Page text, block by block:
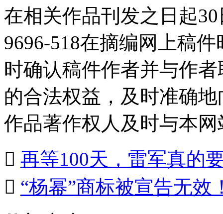
在相关作品刊发之日起
9696-518在摘编网上稿
时确认稿件作者并与作
的合法权益，及时准确
作品著作权人及时与本
 再等100天，雷军真的
 “杨幂”商标被宣告无效